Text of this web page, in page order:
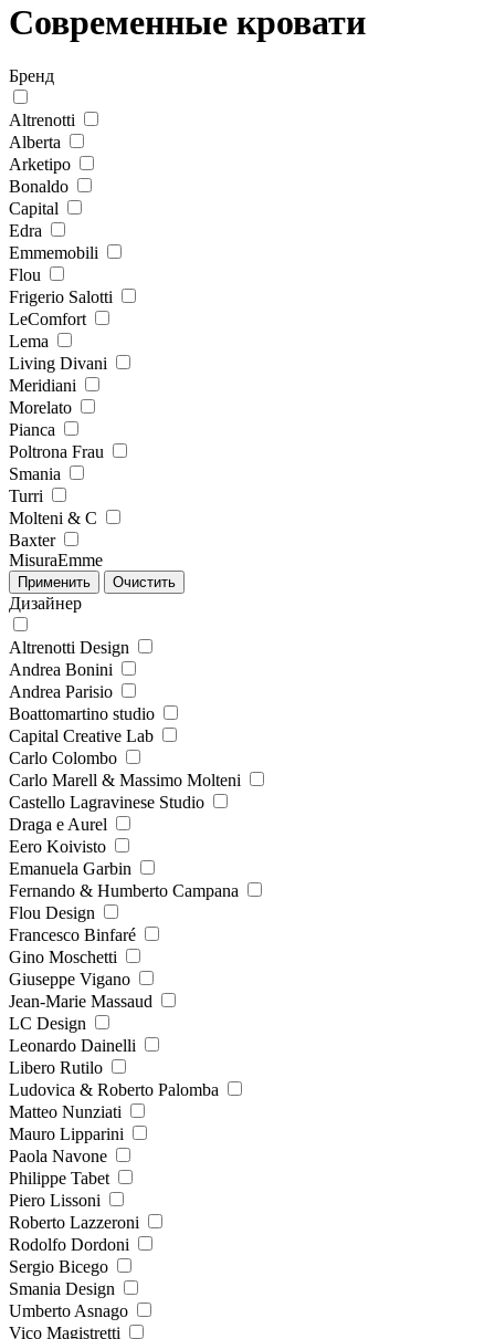
Современные кровати
Бренд
Altrenotti
Alberta
Arketipo
Bonaldo
Capital
Edra
Emmemobili
Flou
Frigerio Salotti
LeComfort
Lema
Living Divani
Meridiani
Morelato
Pianca
Poltrona Frau
Smania
Turri
Molteni & C
Baxter
MisuraEmme
Дизайнер
Altrenotti Design
Andrea Bonini
Andrea Parisio
Boattomartino studio
Capital Creative Lab
Carlo Colombo
Carlo Marell & Massimo Molteni
Castello Lagravinese Studio
Draga e Aurel
Eero Koivisto
Emanuela Garbin
Fernando & Humberto Campana
Flou Design
Francesco Binfaré
Gino Moschetti
Giuseppe Vigano
Jean-Marie Massaud
LC Design
Leonardo Dainelli
Libero Rutilo
Ludovica & Roberto Palomba
Matteo Nunziati
Mauro Lipparini
Paola Navone
Philippe Tabet
Piero Lissoni
Roberto Lazzeroni
Rodolfo Dordoni
Sergio Bicego
Smania Design
Umberto Asnago
Vico Magistretti